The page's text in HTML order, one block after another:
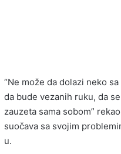
“Ne može da dolazi neko
da bude vezanih ruku, da
zauzeta sama sobom”
suočava sa svojim
u.